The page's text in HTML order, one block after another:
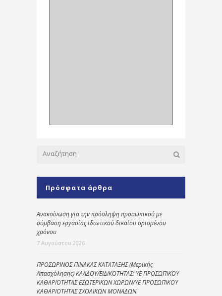
Πρόσφατα άρθρα
Ανακοίνωση για την πρόσληψη προσωπικού με
σύμβαση εργασίας ιδιωτικού δικαίου ορισμένου
χρόνου
7 Αυγούστου 2026
ΠΡΟΣΩΡΙΝΟΣ ΠΙΝΑΚΑΣ ΚΑΤΑΤΑΞΗΣ (Μερικής
Απασχόλησης) ΚΛΑΔΟΥ/ΕΙΔΙΚΟΤΗΤΑΣ: ΥΕ ΠΡΟΣΩΠΙΚΟΥ
ΚΑΘΑΡΙΟΤΗΤΑΣ ΕΣΩΤΕΡΙΚΩΝ ΧΩΡΩΝ/ΥΕ ΠΡΟΣΩΠΙΚΟΥ
ΚΑΘΑΡΙΟΤΗΤΑΣ ΣΧΟΛΙΚΩΝ ΜΟΝΑΔΩΝ